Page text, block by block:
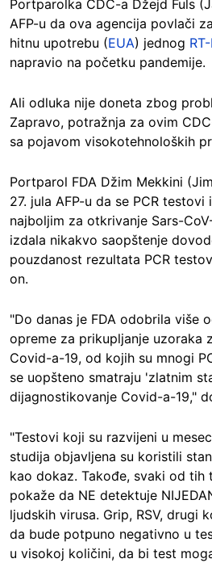
Portparolka CDC-a Džejd Fuls
AFP-u da ova agencija povlači
hitnu upotrebu (EUA) jednog
napravio na početku pandemije.
Ali odluka nije doneta zbog
Zapravo, potražnja za ovim
sa pojavom visokotehnoloških
Portparol FDA Džim Mekkini
27. jula AFP-u da se PCR testovi
najboljim za otkrivanje Sars-
izdala nikakvo saopštenje
pouzdanost rezultata PCR
on.
"Do danas je FDA odobrila više
opreme za prikupljanje uzoraka
Covid-a-19, od kojih su mnogi
se uopšteno smatraju 'zlatnim
dijagnostikovanje Covid-a-19,"
"Testovi koji su razvijeni u
studija objavljena su koristili
kao dokaz. Takođe, svaki od tih
pokaže da NE detektuje
ljudskih virusa. Grip, RSV, drugi
da bude potpuno negativno u
u visokoj količini, da bi test